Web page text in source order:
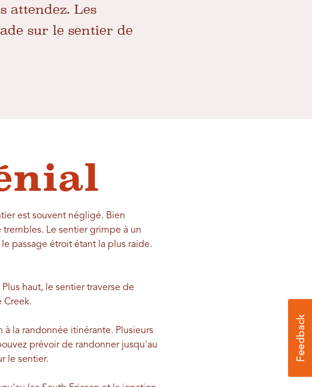
attendez. Les
sur le sentier de
est souvent négligé. Bien
Le sentier grimpe à un
passage étroit étant la plus raide.
haut, le sentier traverse de
Creek.
la randonnée itinérante. Plusieurs
prévoir de randonner jusqu'au
le sentier.